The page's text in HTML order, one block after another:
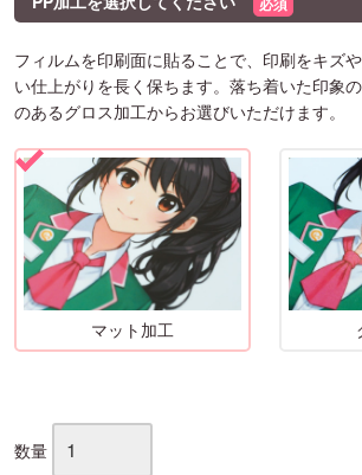
フィルムを印刷面に貼ることで、印刷をキズ
い仕上がりを長く保ちます。落ち着いた印象
のあるグロス加工からお選びいただけます。
マット加工
数量